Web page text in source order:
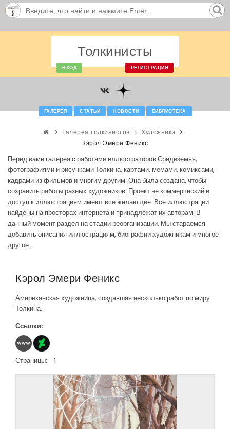
Толкинисты
ВХОД РЕГИСТРАЦИЯ
ГАЛЕРЕЯ СТАТЬИ НОВОСТИ БИБЛИОТЕКА
Галерея толкинистов
Художники
Кэрол Эмери Феникс
Перед вами галерея с работами иллюстраторов Средиземья,
фотографиями и рисунками Толкина, картами, мемами, комиксами,
кадрами из фильмов и многим другим. Она была создана, чтобы
сохранить работы разных художников. Проект не коммерческий и
доступ к иллюстрациям имеют все желающие. Все иллюстрации
найдены на просторах интернета и принадлежат их авторам. В
данный момент раздел на стадии реорганизации. Мы стараемся
добавить описания иллюстрациям, биографии художникам и многое
другое.
Кэрол Эмери Феникс
Американская художница, создавшая несколько работ по миру
Толкина.
Ссылки:
Страницы: 1